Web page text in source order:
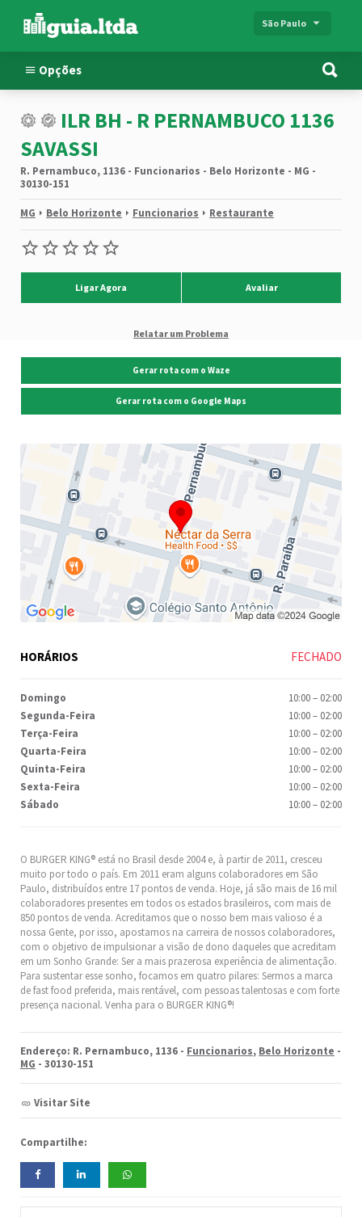
São Paulo
Opções
ILR BH - R PERNAMBUCO 1136
SAVASSI
R. Pernambuco, 1136 - Funcionarios - Belo Horizonte - MG -
30130-151
MG Belo Horizonte Funcionarios Restaurante
Ligar Agora Avaliar
Relatar um Problema
O BURGER KING® está no Brasil desde 2004 e, à partir de 2011, cresceu
muito por todo o país. Em 2011 eram alguns colaboradores em São
Paulo, distribuídos entre 17 pontos de venda. Hoje, já são mais de 16 mil
colaboradores presentes em todos os estados brasileiros, com mais de
850 pontos de venda. Acreditamos que o nosso bem mais valioso é a
nossa Gente, por isso, apostamos na carreira de nossos colaboradores,
com o objetivo de impulsionar a visão de dono daqueles que acreditam
em um Sonho Grande: Ser a mais prazerosa experiência de alimentação.
Para sustentar esse sonho, focamos em quatro pilares: Sermos a marca
de fast food preferida, mais rentável, com pessoas talentosas e com forte
presença nacional. Venha para o BURGER KING®!
Endereço: R. Pernambuco, 1136 - Funcionarios, Belo Horizonte -
MG - 30130-151
Visitar Site
Compartilhe:
Gerar rota com o Waze
Gerar rota com o Google Maps
HORÁRIOS FECHADO
Domingo 10:00– 02:00
Segunda-Feira
10:00– 02:00
Terça-Feira
10:00– 02:00
Quarta-Feira
10:00– 02:00
Quinta-Feira
10:00– 02:00
Sexta-Feira
10:00– 02:00
Sábado
10:00– 02:00